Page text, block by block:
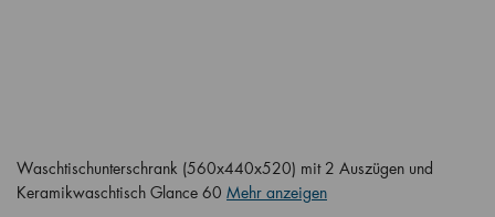
Waschtischunterschrank (560x440x520) mit 2 Auszügen und
Keramikwaschtisch Glance 60 Mehr anzeigen